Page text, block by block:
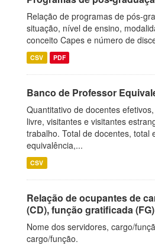
Relação de programas de pós-
situação, nível de ensino,
conceito Capes e número de
CSV PDF
Banco de Professor
Quantitativo de docentes
livre, visitantes e visitantes
trabalho. Total de docentes, total
equivalência,...
CSV
Relação de ocupantes de
(CD), função gratificada
Nome dos servidores, cargo/
cargo/função.